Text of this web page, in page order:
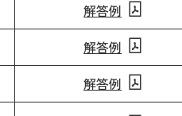
解答例
解答例
解答例